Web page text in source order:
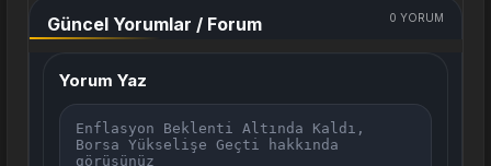
Güncel Yorumlar / Forum 0 YORUM
Yorum Yaz